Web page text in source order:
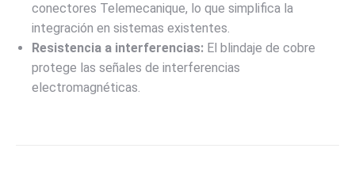
conectores Telemecanique, lo que simplifica la
integración en sistemas existentes.
Resistencia a interferencias: El blindaje de cobre
protege las señales de interferencias
electromagnéticas.